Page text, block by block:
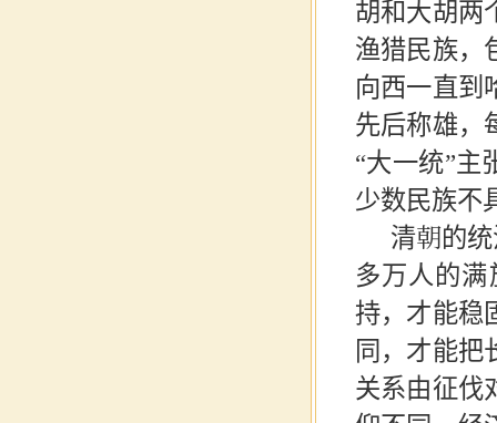
胡和大胡两
渔猎民族，
向西一直到
先后称雄，
“大一统”主
少数民族不
清朝的
多万人的
持，才能稳
同，才能把
关系由征伐